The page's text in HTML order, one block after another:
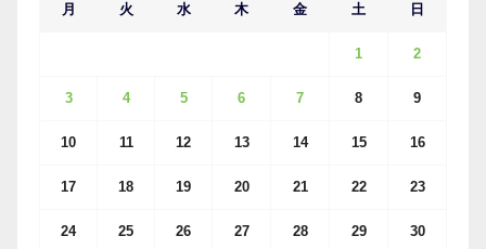
月 火 水 木 金 土 日
1 2
3 4 5 6 7 8 9
10 11 12 13 14 15 16
17 18 19 20 21 22 23
24 25 26 27 28 29 30